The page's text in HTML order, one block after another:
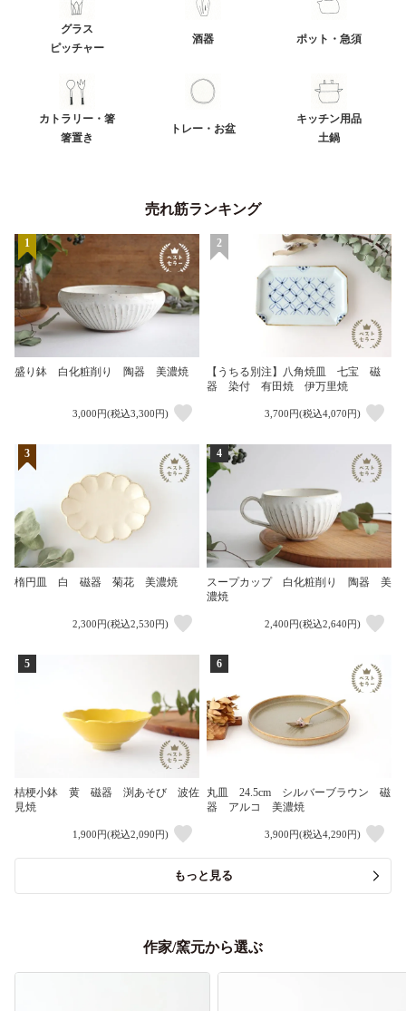
グラス
ピッチャー
酒器 ポット・急須
カトラリー・箸
箸置き
トレー・お盆
キッチン用品
土鍋
売れ筋ランキング
1
盛り鉢 白化粧削り 陶器 美濃焼
3,000円(税込3,300円)
2
【うちる別注】八角焼皿 七宝 磁
器 染付 有田焼 伊万里焼
3,700円(税込4,070円)
3
楕円皿 白 磁器 菊花 美濃焼
2,300円(税込2,530円)
4
スープカップ 白化粧削り 陶器 美
濃焼
2,400円(税込2,640円)
5
桔梗小鉢 黄 磁器 渕あそび 波佐
見焼
1,900円(税込2,090円)
6
丸皿 24.5cm シルバーブラウン 磁
器 アルコ 美濃焼
3,900円(税込4,290円)
もっと見る
作家/窯元から選ぶ